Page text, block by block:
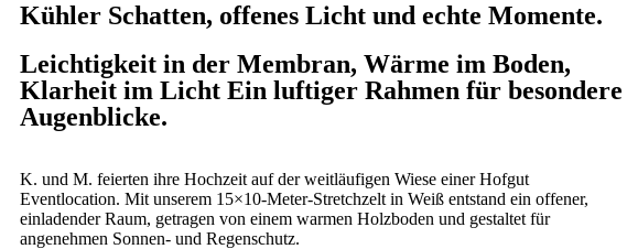
Kühler Schatten, offenes Licht und echte Momente.
Leichtigkeit in der Membran, Wärme im Boden,
Klarheit im Licht Ein luftiger Rahmen für besondere
Augenblicke.
K. und M. feierten ihre Hochzeit auf der weitläufigen Wiese einer Hofgut
Eventlocation. Mit unserem 15×10-Meter-Stretchzelt in Weiß entstand ein offener,
einladender Raum, getragen von einem warmen Holzboden und gestaltet für
angenehmen Sonnen- und Regenschutz.